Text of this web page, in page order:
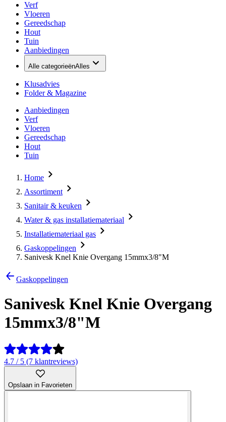
Verf
Vloeren
Gereedschap
Hout
Tuin
Aanbiedingen
Alle categorieënAlles
Klusadvies
Folder & Magazine
Aanbiedingen
Verf
Vloeren
Gereedschap
Hout
Tuin
Home
Assortiment
Sanitair & keuken
Water & gas installatiemateriaal
Installatiemateriaal gas
Gaskoppelingen
Sanivesk Knel Knie Overgang 15mmx3/8"M
Gaskoppelingen
Sanivesk Knel Knie Overgang
15mmx3/8"M
4.7 / 5 (7 klantreviews)
Opslaan in Favorieten